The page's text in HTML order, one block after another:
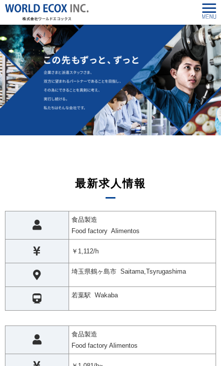
最新求人情報
食品製造
Food factory Alimentos
￥1,112/h
埼玉県鶴ヶ島市 Saitama,Tsyrugashima
若葉駅 Wakaba
食品製造
Food factory Alimentos